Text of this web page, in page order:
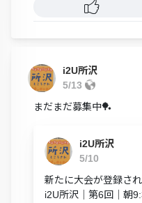
i2U所沢
5/13
まだまだ募集中🏓
i2U所沢
5/10
新たに大会が登録され
i2U所沢｜第6回｜朝